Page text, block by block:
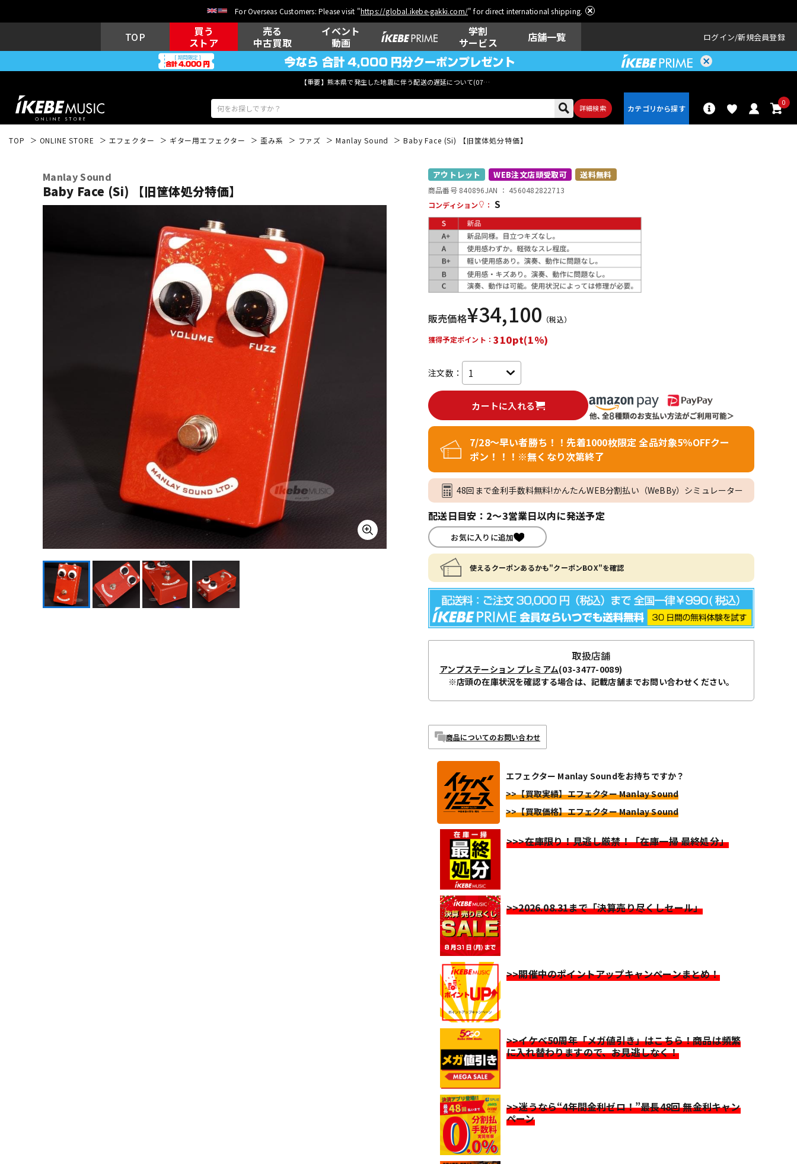
For Overseas Customers: Please visit "https://global.ikebe-gakki.com/" for direct international shipping.
TOP
買う
ストア
売る
中古買取
イベント
動画
学割
サービス
店舗一覧 ログイン 新規会員登録
【重要】熊本県で発生した地震に伴う配送の遅延について(07月29日
詳細検索
0
ウクレレ ドラム
電子ピアノ その他楽器
DTM DTM オンラ
イン納品
レコーディン
グ機器
配信/ライブ
機器
ヴィンテージ
TOP ONLINE STORE エフェクター ギター用エフェクター 歪み系 ファズ Manlay Sound Baby Face (Si) 【旧筐体処分特価】
Manlay Sound
Baby Face (Si) 【旧筐体処分特価】
アウトレット WEB注文店頭受取可 送料無料
商品番号 840896JAN ： 4560482822713
コンディション
： S
販売価格¥34,100 （税込）
獲得予定ポイント：310pt(1%)
注文数：
カートに入れる
7/28～早い者勝ち！！先着1000枚限定 全品対象5％OFFクー
ポン！！！※無くなり次第終了
48回まで金利手数料無料!かんたんWEB分割払い（WeBBy）シミュレーター
配送日目安：2～3営業日以内に発送予定
お気に入りに追加
使えるクーポンあるかも"クーポンBOX"を確認
取扱店舗
アンプステーション プレミアム(03-3477-0089)
※店頭の在庫状況を確認する場合は、記載店舗までお問い合わせください。
商品についてのお問い合わせ
エフェクター Manlay Soundをお持ちですか？
>>【買取実績】エフェクター Manlay Sound
>>【買取価格】エフェクター Manlay Sound
>>>在庫限り！見逃し厳禁！「在庫一掃 最終処分」
>>2026.08.31まで「決算売り尽くしセール」
>>開催中のポイントアップキャンペーンまとめ！
>>イケベ50周年「メガ値引き」はこちら！商品は頻繁
に入れ替わりますので、お見逃しなく！
>>迷うなら“4年間金利ゼロ！”最長48回 無金利キャン
ペーン